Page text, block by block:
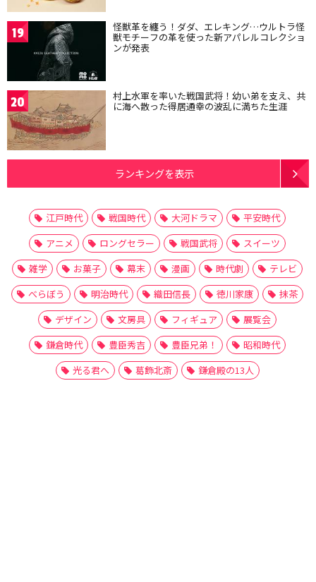
19 怪獣革を纏う！ダダ、エレキング…ウルトラ怪
獣モチーフの革を使った新アパレルコレクショ
ンが発表
20 村上水軍を率いた戦国武将！幼い弟を支え、共
に海へ散った得居通幸の波乱に満ちた生涯
ランキングを表示
江戸時代 戦国時代 大河ドラマ
平安時代
アニメ
ロングセラー 戦国武将
スイーツ
雑学
お菓子 幕末 漫画 時代劇
テレビ
べらぼう
明治時代 織田信長 徳川家康
抹茶
デザイン
文房具 フィギュア
展覧会
鎌倉時代
豊臣秀吉 豊臣兄弟！
昭和時代
光る君へ
葛飾北斎 鎌倉殿の13人